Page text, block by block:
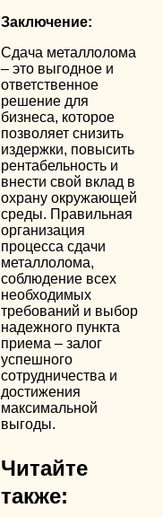
Заключение:
Сдача металлолома
– это выгодное и
ответственное
решение для
бизнеса, которое
позволяет снизить
издержки, повысить
рентабельность и
внести свой вклад в
охрану окружающей
среды. Правильная
организация
процесса сдачи
металлолома,
соблюдение всех
необходимых
требований и выбор
надежного пункта
приема – залог
успешного
сотрудничества и
достижения
максимальной
выгоды.
Читайте
также: